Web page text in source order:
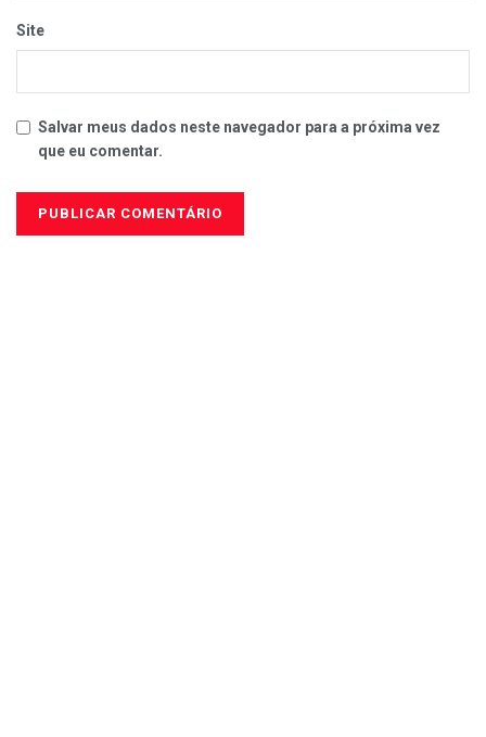
Site
Salvar meus dados neste navegador para a próxima vez
que eu comentar.